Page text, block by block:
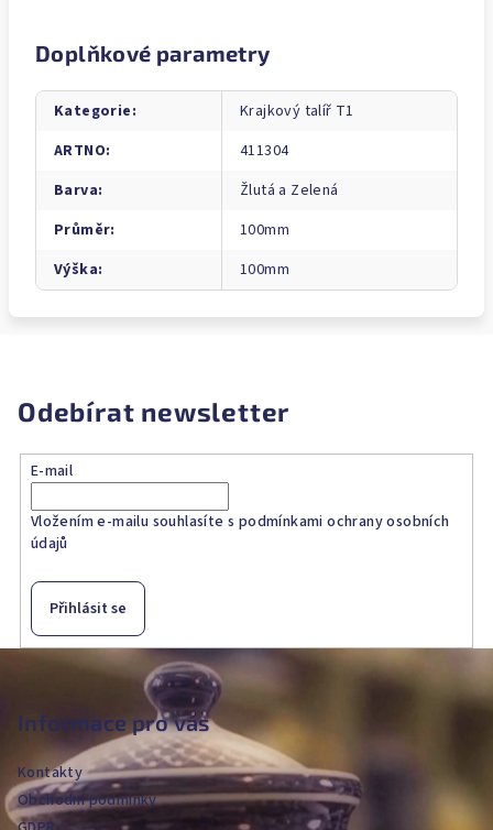
Doplňkové parametry
Kategorie:
Krajkový talíř T1
ARTNO:
411304
Barva:
Žlutá a Zelená
Průměr:
100mm
Výška: 100mm
Odebírat newsletter
E-mail
Vložením e-mailu souhlasíte s podmínkami ochrany osobních
údajů
Přihlásit se
Z
t
í
Informace pro vás
Kontakty
Obchodní podmínky